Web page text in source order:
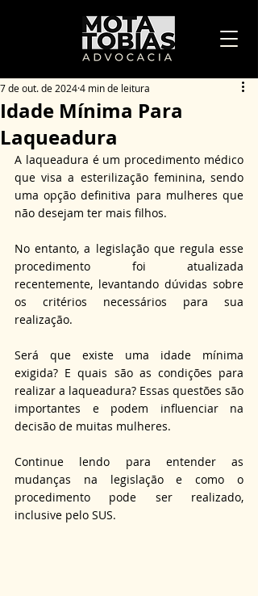
Idade Mínima Para
Laqueadura
7 de out. de 20244 min de leitura
A laqueadura é um procedimento médico
que visa a esterilização feminina, sendo
uma opção definitiva para mulheres que
não desejam ter mais filhos.
No entanto, a legislação que regula esse
procedimento foi atualizada
recentemente, levantando dúvidas sobre
os critérios necessários para sua
realização.
Será que existe uma idade mínima
exigida? E quais são as condições para
realizar a laqueadura? Essas questões são
importantes e podem influenciar na
decisão de muitas mulheres.
Continue lendo para entender as
mudanças na legislação e como o
procedimento pode ser realizado,
inclusive pelo SUS.